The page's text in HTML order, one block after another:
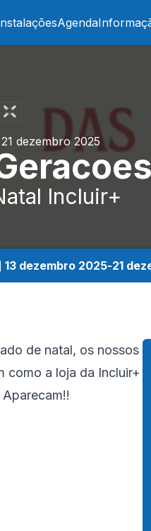
Agenda
dezembro 2025
Incluir+
13 dezembro 2025-21
de natal, os nossos
como a loja da Incluir+